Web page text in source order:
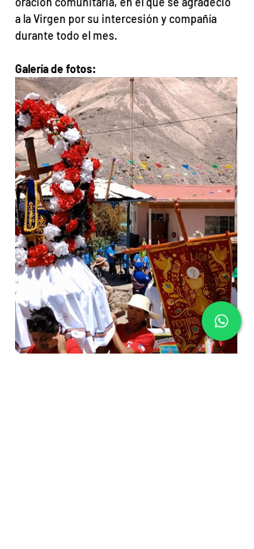
a la Virgen por su intercesión y compañía
durante todo el mes.
Galería de fotos: